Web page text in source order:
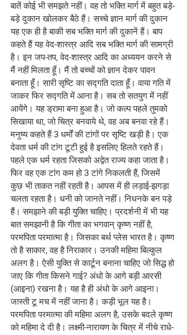
बातें कोई भी समझते नहीं। वह तो भक्ति मार्ग में बहुत बड़े-
बड़े दुकान खोलकर बैठे हैं। सच्चे ज्ञान मार्ग की दुकान
यह एक ही है बाकी सब भक्ति मार्ग की दुकानें हैं। बाप
कहते हैं यह वेद-शास्त्र आदि सब भक्ति मार्ग की सामग्री
है। इन जप-तप, वेद-शास्त्र आदि का अध्ययन करने से
मैं नहीं मिलता हूँ। मैं तो बच्चों को ज्ञान देकर पावन
बनाता हूँ। सारी सृष्टि का सद्गति दाता हूँ। वाया गति में
जाकर फिर सद्गति में आना है। सब तो सतयुग में नहीं
आयेंगे। यह ड्रामा बना हुआ है। जो कल्प पहले तुमको
सिखाया था, जो चित्र बनवाये थे, वह अब बनवा रहे हैं।
मनुष्य कहते हैं 3 धर्मों की टांगों पर सृष्टि खड़ी है। एक
देवता धर्म की टांग टूटी हुई है इसलिए हिलते रहते हैं।
पहले एक धर्म रहता जिसको अद्वेत राज्य कहा जाता है।
फिर वह एक टांग कम हो 3 टांगे निकलती हैं, जिसमें
कुछ भी ताकत नहीं रहती है। आपस में ही लड़ाई-झगड़ा
चलता रहता है। धनी को जानते नहीं। निधनके बन पड़े
हैं। समझाने की बड़ी युक्ति चाहिए। प्रदर्शनी में भी यह
बात समझानी है कि गीता का भगवान् कृष्ण नहीं है,
परमपिता परमात्मा है। जिसका बर्थ प्लेस भारत है। कृष्ण
तो है साकार, वह है निराकार। उनकी महिमा बिल्कुल
अलग है। ऐसी युक्ति से कार्टून बनाना चाहिए जो सिद्ध हो
जाए कि गीता किसने गाई? अंधो के आगे बड़ी आरसी
(आइना) रखना है। यह है ही अंधो के आगे आइना।
जास्ती टू मच में नहीं जाना है। कड़ी भूल यह है।
परमपिता परमात्मा की महिमा अलग है, उसके बदले कृष्ण
को महिमा दे दी है। लक्ष्मी-नारायण के चित्र में नीचे राधे-